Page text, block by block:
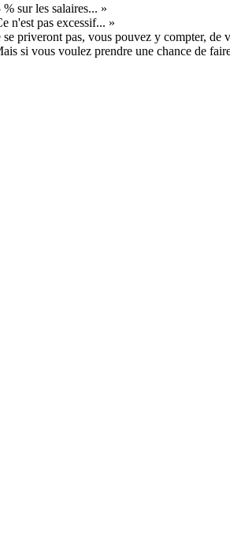
sur les salaires... »
n'est pas excessif... »
priveront pas, vous pouvez y compter,
si vous voulez prendre une chance de